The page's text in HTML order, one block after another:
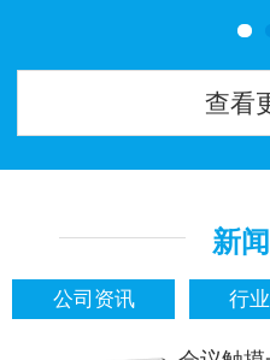
查看
新
公司资讯 行